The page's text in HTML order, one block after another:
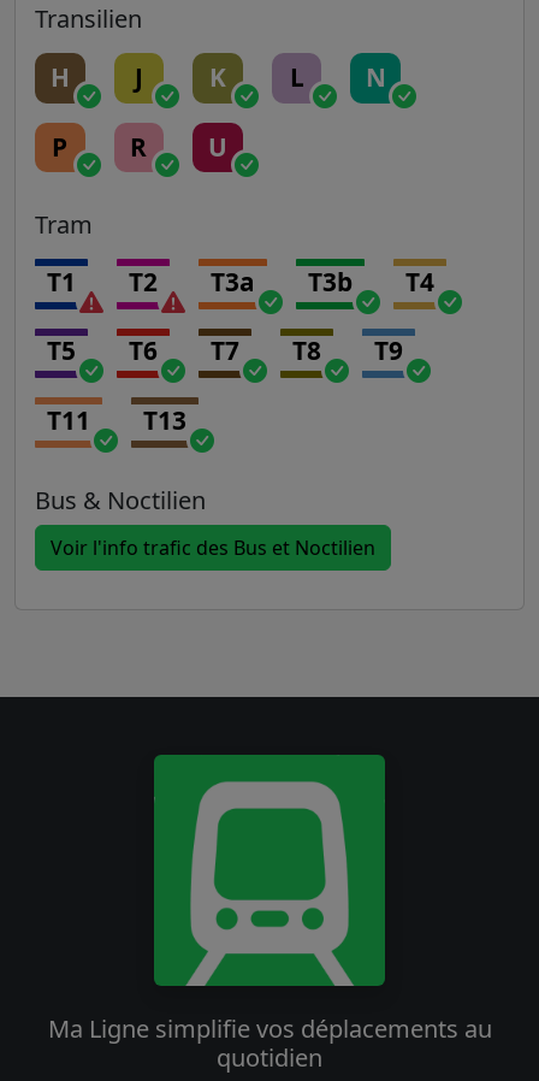
Transilien
H J K L N
P R U
Tram
T1 T2 T3a T3b T4
T5 T6 T7 T8 T9
T11 T13
Bus & Noctilien
Voir l'info trafic des Bus et Noctilien
Ma Ligne simplifie vos déplacements au
quotidien